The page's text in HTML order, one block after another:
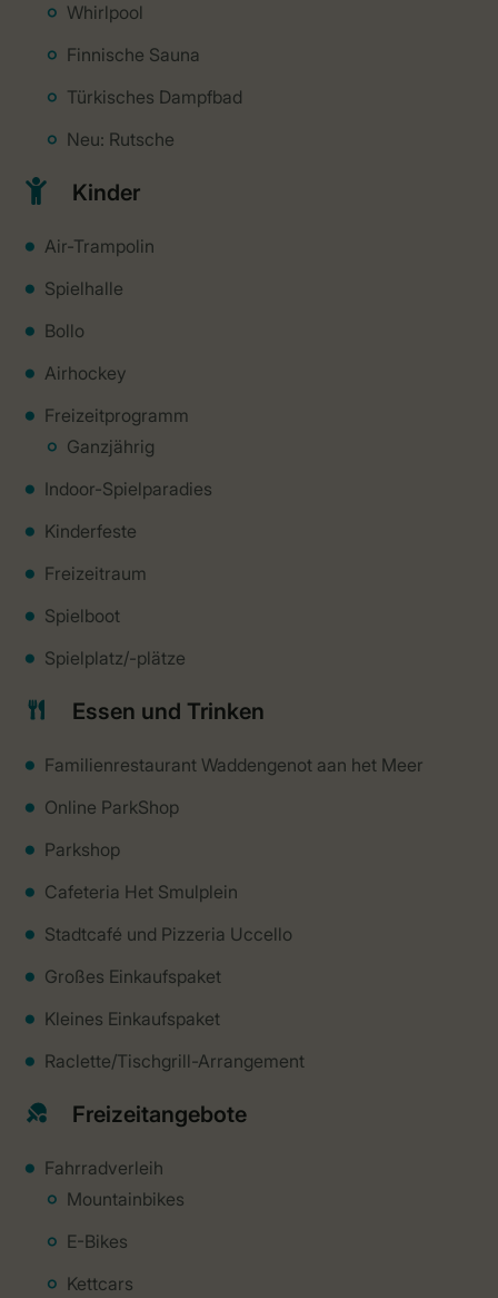
Whirlpool
Finnische Sauna
Türkisches Dampfbad
Neu: Rutsche
Kinder
Air-Trampolin
Spielhalle
Bollo
Airhockey
Freizeitprogramm
Ganzjährig
Indoor-Spielparadies
Kinderfeste
Freizeitraum
Spielboot
Spielplatz/-plätze
Essen und Trinken
Familienrestaurant Waddengenot aan het Meer
Online ParkShop
Parkshop
Cafeteria Het Smulplein
Stadtcafé und Pizzeria Uccello
Großes Einkaufspaket
Kleines Einkaufspaket
Raclette/Tischgrill-Arrangement
Freizeitangebote
Fahrradverleih
Mountainbikes
E-Bikes
Kettcars